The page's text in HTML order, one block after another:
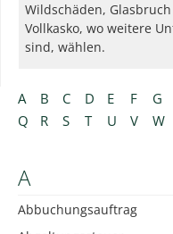
A B C D E F G
Q
R S T U V W
A
Abbuchungsauftrag
Wildschäden,
Vollkasko, wo weitere
sind, wählen.